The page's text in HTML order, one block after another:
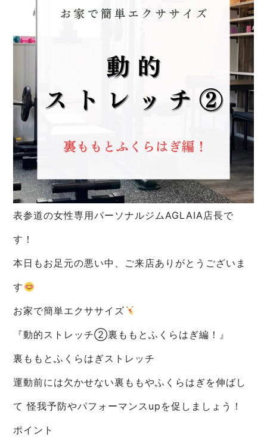
表参道の女性専用パーソナルジムAGLAIA店長で
す！
本日もお足元の悪い中、ご来店ありがとうございま
す
お家で簡単エクササイズ
『動的ストレッチ②裏ももとふくらはぎ編！』
裏ももとふくらはぎストレッチ
運動前には欠かせない裏ももやふくらはぎを伸ばし
て 怪我予防やパフォーマンスupを促しましょう！
ポイント